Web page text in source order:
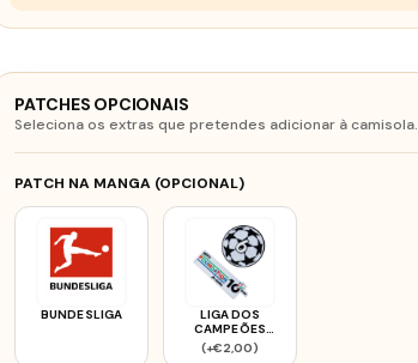
PATCHES OPCIONAIS
Seleciona os extras que pretendes adicionar à camisola.
PATCH NA MANGA (OPCIONAL)
BUNDESLIGA
LIGA DOS
CAMPEÕES
BAYERN 2526
(+€2,00)